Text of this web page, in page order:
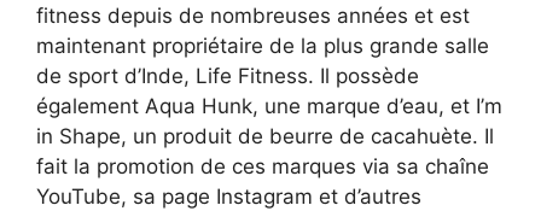
fitness depuis de nombreuses années et est
maintenant propriétaire de la plus grande salle
de sport d’Inde, Life Fitness. Il possède
également Aqua Hunk, une marque d’eau, et I’m
in Shape, un produit de beurre de cacahuète. Il
fait la promotion de ces marques via sa chaîne
YouTube, sa page Instagram et d’autres